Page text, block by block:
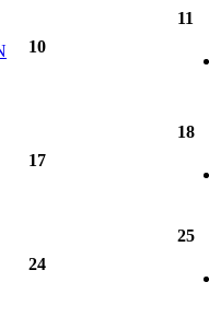
10
11
17
18
24
25